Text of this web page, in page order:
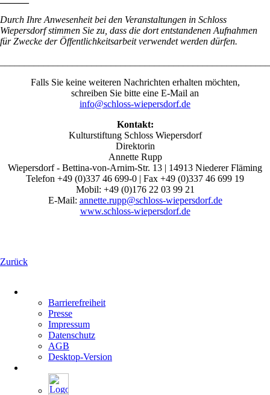
Durch Ihre Anwesenheit bei den Veranstaltungen in Schloss
Wiepersdorf stimmen Sie zu, dass die dort entstandenen Aufnahmen
für Zwecke der Öffentlichkeitsarbeit verwendet werden dürfen.
Falls Sie keine weiteren Nachrichten erhalten möchten,
schreiben Sie bitte eine E-Mail an
info@schloss-wiepersdorf.de
Kontakt:
Kulturstiftung Schloss Wiepersdorf
Direktorin
Annette Rupp
Wiepersdorf - Bettina-von-Arnim-Str. 13 | 14913 Niederer Fläming
Telefon +49 (0)337 46 699-0 | Fax +49 (0)337 46 699 19
Mobil: +49 (0)176 22 03 99 21
E-Mail: annette.rupp@schloss-wiepersdorf.de
www.schloss-wiepersdorf.de
Zurück
überspringen
Barrierefreiheit
Presse
Impressum
Datenschutz
AGB
Desktop-Version